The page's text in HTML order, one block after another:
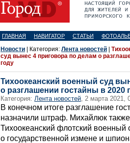
ГЛАВНАЯ НАВИГАТОР СТАТЬИ
Новости | Категория: Лента новостей
суд вынес 4 приговора по делам о
году
Тихоокеанский военный суд
о разглашении гостайны в 2020
Категория: Лента новостей, 2 марта 2021,
В конечном итоге разглашение
назначили штраф. Михайлюк также
Тихоокеанский флотский военный
о государственной измене и